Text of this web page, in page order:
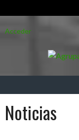
alAcceder
Noticias